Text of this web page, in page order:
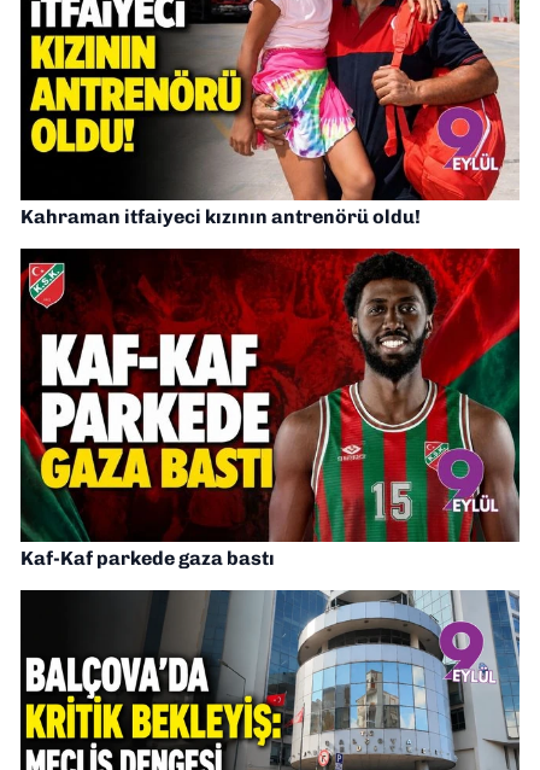
Kahraman itfaiyeci kızının antrenörü oldu!
Kaf-Kaf parkede gaza bastı